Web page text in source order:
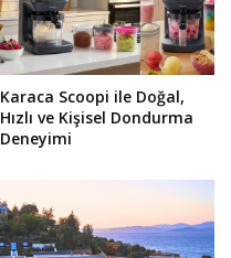
Karaca Scoopi ile Doğal,
Hızlı ve Kişisel Dondurma
Deneyimi